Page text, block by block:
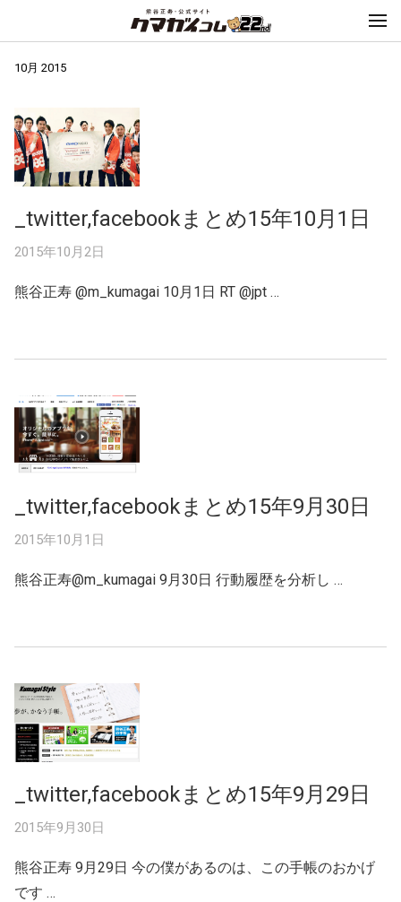
10月 2015
_twitter,facebookまとめ15年10月1日
2015年10月2日
熊谷正寿 ‏@m_kumagai 10月1日 RT @jpt …
_twitter,facebookまとめ15年9月30日
2015年10月1日
熊谷正寿‏@m_kumagai 9月30日 行動履歴を分析し …
_twitter,facebookまとめ15年9月29日
2015年9月30日
熊谷正寿 9月29日 今の僕があるのは、この手帳のおかげ
です …